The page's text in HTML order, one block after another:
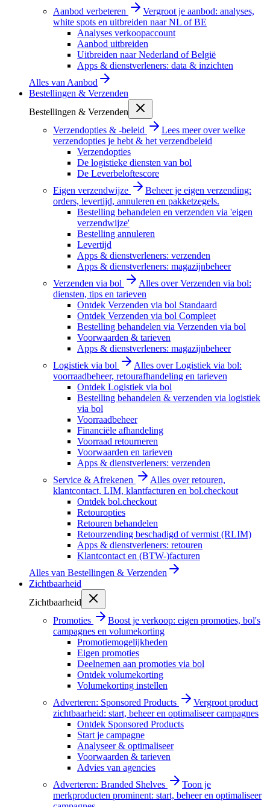
Aanbod verbeteren
Vergroot je aanbod: analyses,
white spots en uitbreiden naar NL of BE
Analyses verkoopaccount
Aanbod uitbreiden
Uitbreiden naar Nederland of België
Apps & dienstverleners: data & inzichten
Alles van Aanbod
Bestellingen & Verzenden
Bestellingen & Verzenden
Verzendopties & -beleid
Lees meer over welke
verzendopties je hebt & het verzendbeleid
Verzendopties
De logistieke diensten van bol
De Leverbeloftescore
Eigen verzendwijze
Beheer je eigen verzending:
orders, levertijd, annuleren en pakketzegels.
Bestelling behandelen en verzenden via 'eigen
verzendwijze'
Bestelling annuleren
Levertijd
Apps & dienstverleners: verzenden
Apps & dienstverleners: magazijnbeheer
Verzenden via bol
Alles over Verzenden via bol:
diensten, tips en tarieven
Ontdek Verzenden via bol Standaard
Ontdek Verzenden via bol Compleet
Bestelling behandelen via Verzenden via bol
Voorwaarden & tarieven
Apps & dienstverleners: magazijnbeheer
Logistiek via bol
Alles over Logistiek via bol:
voorraadbeheer, retourafhandeling en tarieven
Ontdek Logistiek via bol
Bestelling behandelen & verzenden via logistiek
via bol
Voorraadbeheer
Financiële afhandeling
Voorraad retourneren
Voorwaarden en tarieven
Apps & dienstverleners: verzenden
Service & Afrekenen
Alles over retouren,
klantcontact, LIM, klantfacturen en bol.checkout
Ontdek bol.checkout
Retouropties
Retouren behandelen
Retourzending beschadigd of vermist (RLIM)
Apps & dienstverleners: retouren
Klantcontact en (BTW-)facturen
Alles van Bestellingen & Verzenden
Zichtbaarheid
Zichtbaarheid
Promoties
Boost je verkoop: eigen promoties, bol's
campagnes en volumekorting
Promotiemogelijkheden
Eigen promoties
Deelnemen aan promoties via bol
Ontdek volumekorting
Volumekorting instellen
Adverteren: Sponsored Products
Vergroot product
zichtbaarheid: start, beheer en optimaliseer campagnes
Ontdek Sponsored Products
Start je campagne
Analyseer & optimaliseer
Voorwaarden & tarieven
Advies van agencies
Adverteren: Branded Shelves
Toon je
merkproducten prominent: start, beheer en optimaliseer